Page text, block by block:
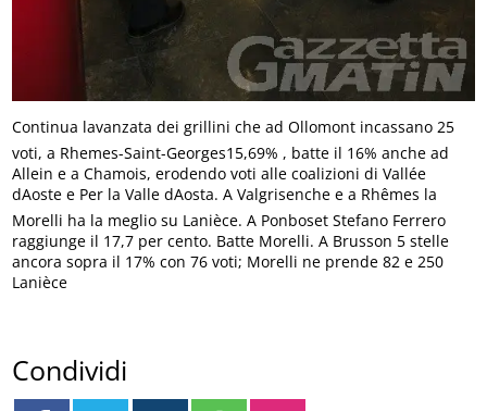
Continua lavanzata dei grillini che ad Ollomont incassano 25
voti, a Rhemes-Saint-Georges15,69% , batte il 16% anche ad
Allein e a Chamois, erodendo voti alle coalizioni di Vallée
dAoste e Per la Valle dAosta. A Valgrisenche e a Rhêmes la
Morelli ha la meglio su Lanièce. A Ponboset Stefano Ferrero
raggiunge il 17,7 per cento. Batte Morelli. A Brusson 5 stelle
ancora sopra il 17% con 76 voti; Morelli ne prende 82 e 250
Lanièce
Condividi